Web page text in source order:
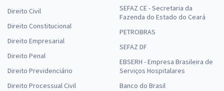
Direito Civil
Direito Constitucional
Direito Empresarial
Direito Penal
Direito Previdenciário
Direito Processual Civil
SEFAZ CE - Secretaria da
Fazenda do Estado do Ceará
PETROBRAS
SEFAZ DF
EBSERH - Empresa Brasileira de
Serviços Hospitalares
Banco do Brasil